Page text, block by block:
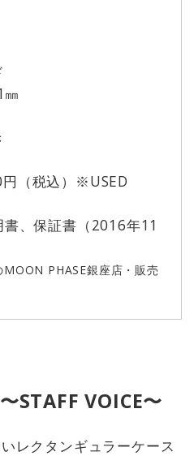
（税込）※USED
、保証書（2016年11
PHASE銀座店・販売
STAFF VOICE〜
レクタンギュラーケース